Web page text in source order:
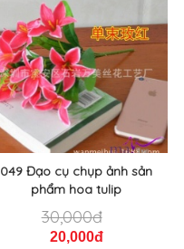
049 Đạo cụ chụp ảnh sản
phẩm hoa tulip
30,000đ
20,000đ